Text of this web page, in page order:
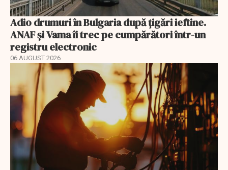
Adio drumuri în Bulgaria după țigări ieftine.
ANAF și Vama îi trec pe cumpărători într-un
registru electronic
06 AUGUST 2026